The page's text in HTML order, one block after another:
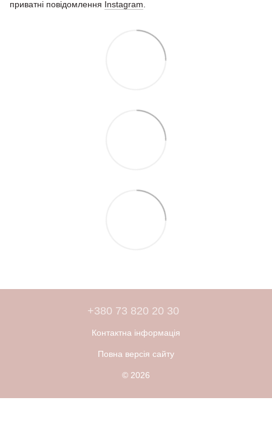
приватні повідомлення Instagram
+380 73 820 20 30
Контактна інформація
Повна версія сайту
© 2026